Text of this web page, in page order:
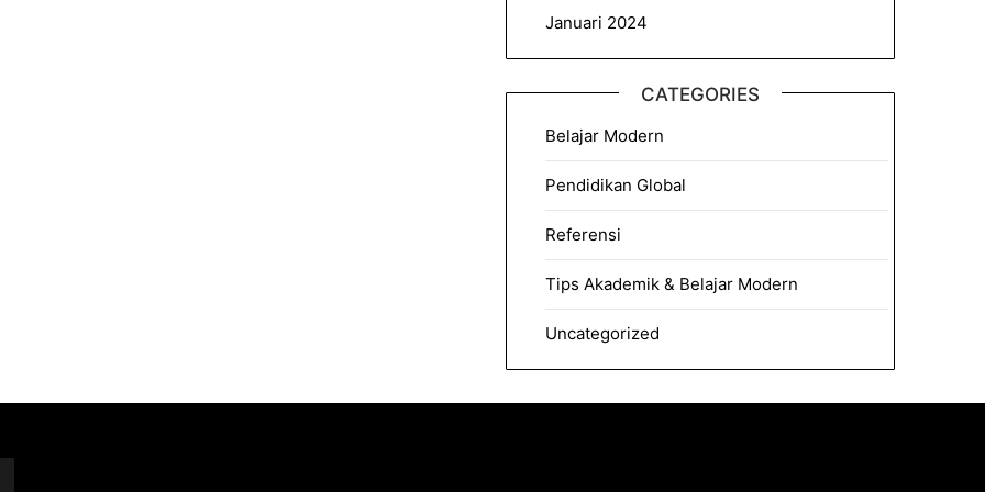
Januari 2024
CATEGORIES
Belajar Modern
Pendidikan Global
Referensi
Tips Akademik & Belajar Modern
Uncategorized